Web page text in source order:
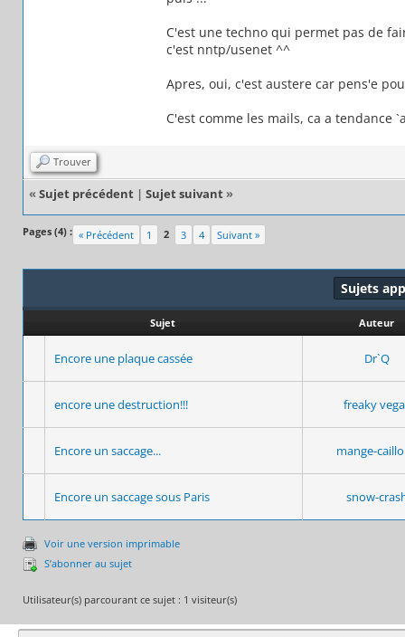
C'est une techno qui permet pas de
c'est nntp/usenet ^^
Apres, oui, c'est austere car pens'e
C'est comme les mails, ca a
Trouver
« Sujet précédent | Sujet suivant »
Pages (4) : « Précédent 1 2 3 4 Suivant »
Sujets
Sujet Auteur
Encore une plaque cassée Dr`Q
encore une destruction!!! freaky
Encore un saccage... mange-
Encore un saccage sous Paris snow-
Voir une version imprimable
S’abonner au sujet
Utilisateur(s) parcourant ce sujet : 1 visiteur(s)